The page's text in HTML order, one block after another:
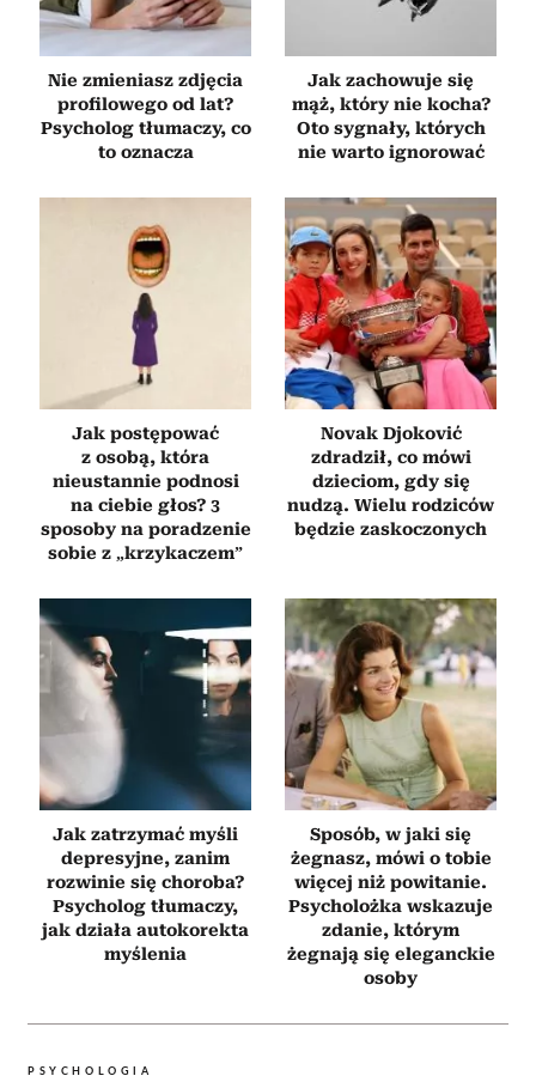
Nie zmieniasz zdjęcia
profilowego od lat?
Psycholog tłumaczy, co
to oznacza
Jak zachowuje się
mąż, który nie kocha?
Oto sygnały, których
nie warto ignorować
Jak postępować
z osobą, która
nieustannie podnosi
na ciebie głos? 3
sposoby na poradzenie
sobie z „krzykaczem”
Novak Djoković
zdradził, co mówi
dzieciom, gdy się
nudzą. Wielu rodziców
będzie zaskoczonych
Jak zatrzymać myśli
depresyjne, zanim
rozwinie się choroba?
Psycholog tłumaczy,
jak działa autokorekta
myślenia
Sposób, w jaki się
żegnasz, mówi o tobie
więcej niż powitanie.
Psycholożka wskazuje
zdanie, którym
żegnają się eleganckie
osoby
PSYCHOLOGIA